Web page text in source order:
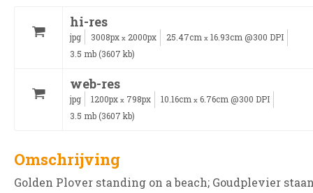
hi-res
jpg 3008px x 2000px 25.47cm x 16.93cm @300 DPI
3.5 mb (3607 kb)
web-res
jpg 1200px x 798px 10.16cm x 6.76cm @300 DPI
3.5 mb (3607 kb)
Omschrijving
Golden Plover standing on a beach; Goudplevier